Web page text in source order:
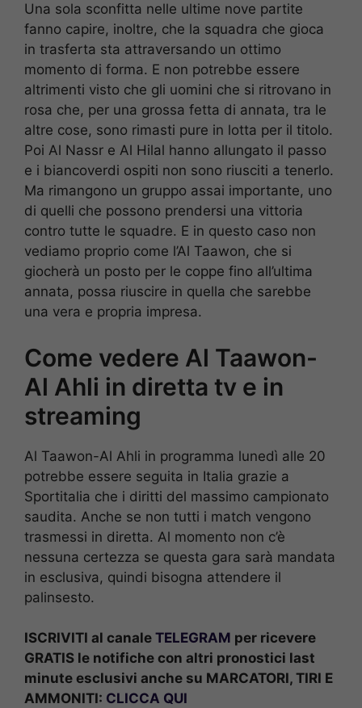
Una sola sconfitta nelle ultime nove partite
fanno capire, inoltre, che la squadra che gioca
in trasferta sta attraversando un ottimo
momento di forma. E non potrebbe essere
altrimenti visto che gli uomini che si ritrovano in
rosa che, per una grossa fetta di annata, tra le
altre cose, sono rimasti pure in lotta per il titolo.
Poi Al Nassr e Al Hilal hanno allungato il passo
e i biancoverdi ospiti non sono riusciti a tenerlo.
Ma rimangono un gruppo assai importante, uno
di quelli che possono prendersi una vittoria
contro tutte le squadre. E in questo caso non
vediamo proprio come l’Al Taawon, che si
giocherà un posto per le coppe fino all’ultima
annata, possa riuscire in quella che sarebbe
una vera e propria impresa.
Come vedere Al Taawon-
Al Ahli in diretta tv e in
streaming
Al Taawon-Al Ahli in programma lunedì alle 20
potrebbe essere seguita in Italia grazie a
Sportitalia che i diritti del massimo campionato
saudita. Anche se non tutti i match vengono
trasmessi in diretta. Al momento non c’è
nessuna certezza se questa gara sarà mandata
in esclusiva, quindi bisogna attendere il
palinsesto.
ISCRIVITI al canale TELEGRAM per ricevere
GRATIS le notifiche con altri pronostici last
minute esclusivi anche su MARCATORI, TIRI E
AMMONITI: CLICCA QUI